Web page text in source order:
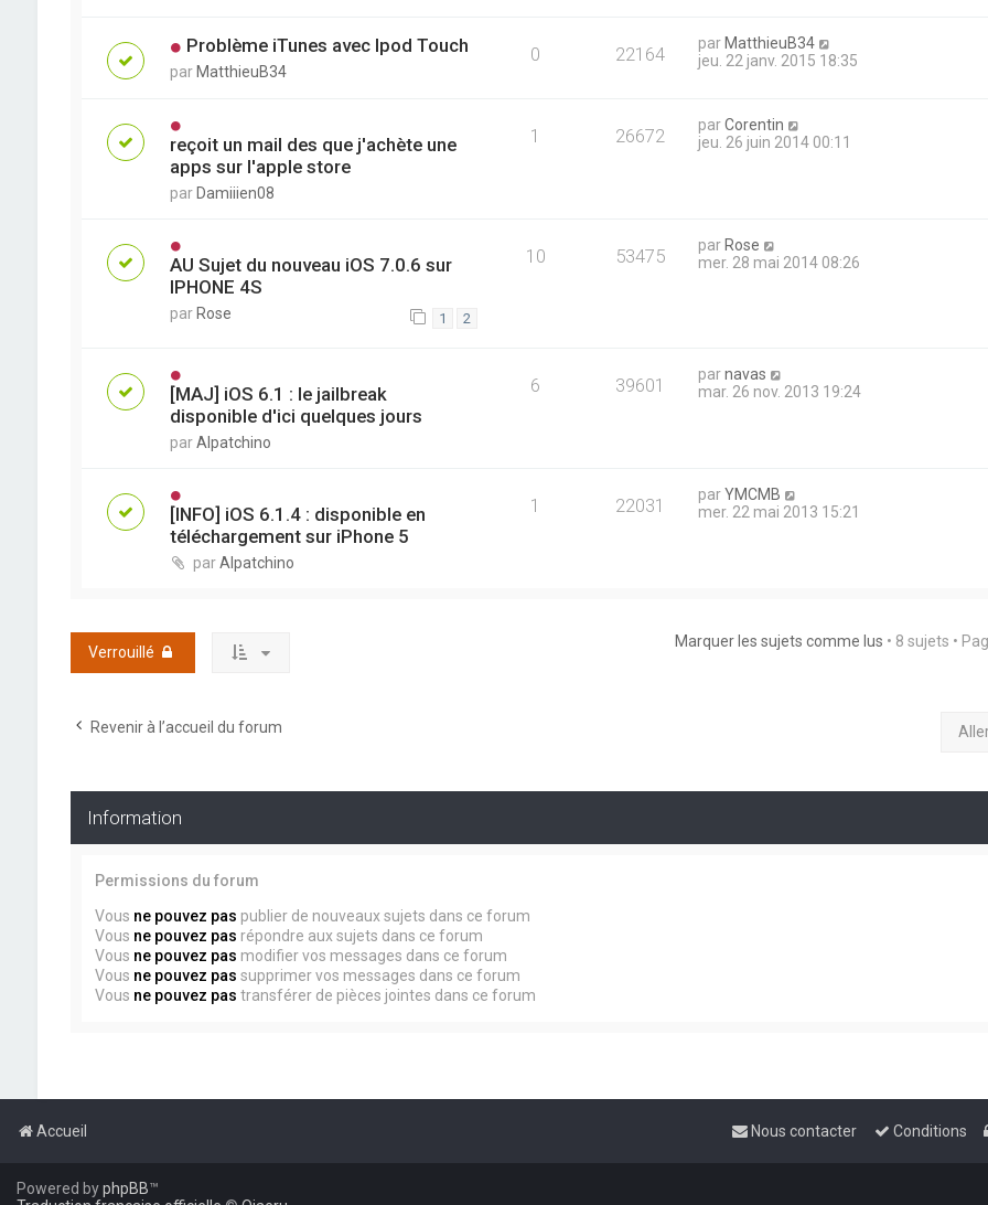
Problème iTunes avec Ipod Touch
par MatthieuB34
0 22164 par MatthieuB34
jeu. 22 janv. 2015 18:35
reçoit un mail des que j'achète une
apps sur l'apple store
par Damiiien08
1 26672 parCorentin
jeu. 26 juin 2014 00:11
AU Sujet du nouveau iOS 7.0.6 sur
IPHONE 4S
par Rose 1 2
10 53475 par Rose
mer. 28 mai 2014 08:26
[MAJ] iOS 6.1 : le jailbreak
disponible d'ici quelques jours
parAlpatchino
6 39601 parnavas
mar. 26 nov. 2013 19:24
[INFO] iOS 6.1.4 : disponible en
téléchargement sur iPhone 5
parAlpatchino
1 22031 parYMCMB
mer. 22 mai 2013 15:21
Verrouillé
Marquer les sujets comme lus • 8 sujets •
Revenir à l’accueil du forum
Information
Permissions du forum
Vous ne pouvez pas publier de nouveaux sujets dans ce forum
Vous ne pouvez pas répondre aux sujets dans ce forum
Vous ne pouvez pas modifier vos messages dans ce forum
Vous ne pouvez pas supprimer vos messages dans ce forum
Vous ne pouvez pas transférer de pièces jointes dans ce forum
Accueil Conditions
Nous contacter
Powered byphpBB™